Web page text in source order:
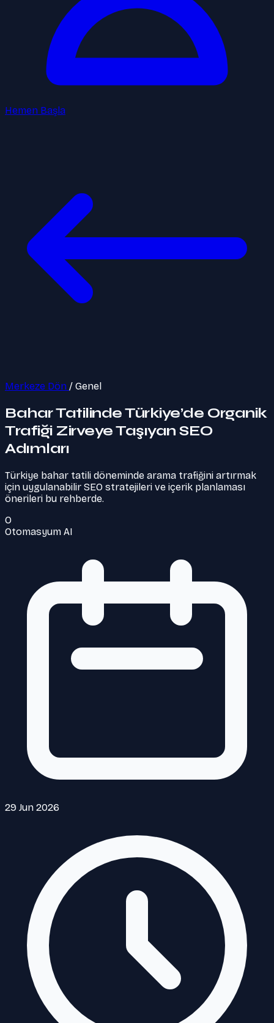
Hemen Başla
Merkeze Dön / Genel
Bahar Tatilinde Türkiye’de Organik
Trafiği Zirveye Taşıyan SEO
Adımları
Türkiye bahar tatili döneminde arama trafiğini artırmak
için uygulanabilir SEO stratejileri ve içerik planlaması
önerileri bu rehberde.
O
Otomasyum AI
29 Jun 2026